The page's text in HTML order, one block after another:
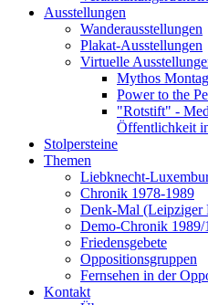
Ausstellungen
Wanderausstellungen
Plakat-Ausstellungen
Virtuelle
Mythos
Power to the
"Rotstift" -
Öffentlichkeit
Stolpersteine
Themen
Liebknecht-
Chronik 1978-1989
Denk-Mal (Leipziger
Demo-Chronik 1989/
Friedensgebete
Oppositionsgruppen
Fernsehen in der
Kontakt